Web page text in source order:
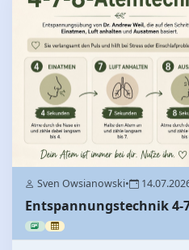
Sven Owsianowski•
Entspannungstechnik 4-